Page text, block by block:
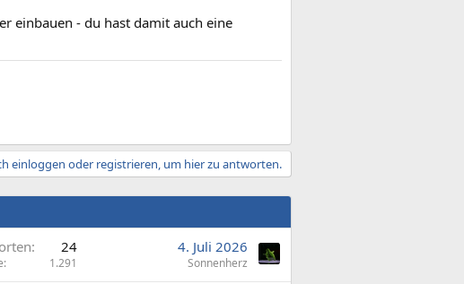
einbauen - du hast damit auch eine
einloggen oder registrieren, um hier zu antworten.
24
1.291
4. Juli 2026
Sonnenherz